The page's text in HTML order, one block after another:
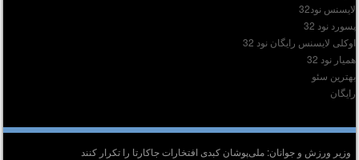
نود32
نود 32
لایسنس رایگان نود 32
نود 32
سئو
وزیر ورزش و جوانان: ملی‌پوشان کبدی افتخارات جاکارتا را تکرار کنند